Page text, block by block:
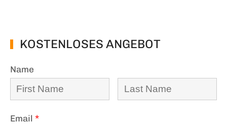
KOSTENLOSES ANGEBOT
Name
Email *